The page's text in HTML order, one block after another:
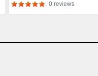
0 reviews